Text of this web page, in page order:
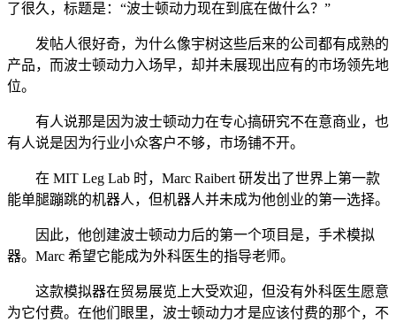
了很久，标题是：“波士顿动力现在到底在做什么？”
发帖人很好奇，为什么像宇树这些后来的公司都有成熟的
产品，而波士顿动力入场早，却并未展现出应有的市场领先地
位。
有人说那是因为波士顿动力在专心搞研究不在意商业，也
有人说是因为行业小众客户不够，市场铺不开。
在 MIT Leg Lab 时，Marc Raibert 研发出了世界上第一款
能单腿蹦跳的机器人，但机器人并未成为他创业的第一选择。
因此，他创建波士顿动力后的第一个项目是，手术模拟
器。Marc 希望它能成为外科医生的指导老师。
这款模拟器在贸易展览上大受欢迎，但没有外科医生愿意
为它付费。在他们眼里，波士顿动力才是应该付费的那个，不